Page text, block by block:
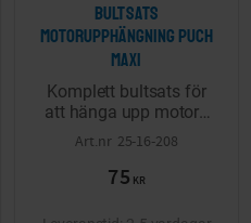
Bultsats
motorupphängning Puch
Maxi
Komplett bultsats för
att hänga upp motorn
på Maxi.
25-16-208
75 KR